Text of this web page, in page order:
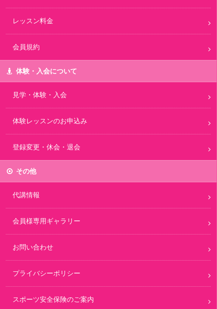
レッスン料金
会員規約
体験・入会について
見学・体験・入会
体験レッスンのお申込み
登録変更・休会・退会
その他
代講情報
会員様専用ギャラリー
お問い合わせ
プライバシーポリシー
スポーツ安全保険のご案内